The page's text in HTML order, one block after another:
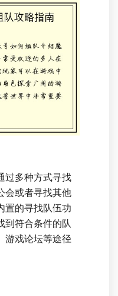
过多种方式寻找
会或者寻找其他
置的寻找队伍功
到符合条件的队
游戏论坛等途径